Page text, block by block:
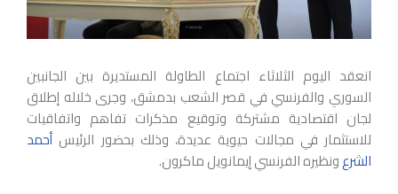
انعقد اليوم الثلاثاء اجتماع الطاولة المستديرة بين الجانبين
السوري والفرنسي في قصر الشعب بدمشق، وجرى خلاله إطلاق
لجان اقتصادية مشتركة وتوقيع مذكرات تفاهم واتفاقيات
للاستثمار في مجالات حيوية عديدة، وذلك بحضور الرئيس أحمد
الشرعونظيره الفرنسي إيمانويل ماكرون.